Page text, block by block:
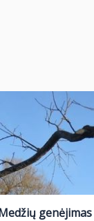
genėjimas